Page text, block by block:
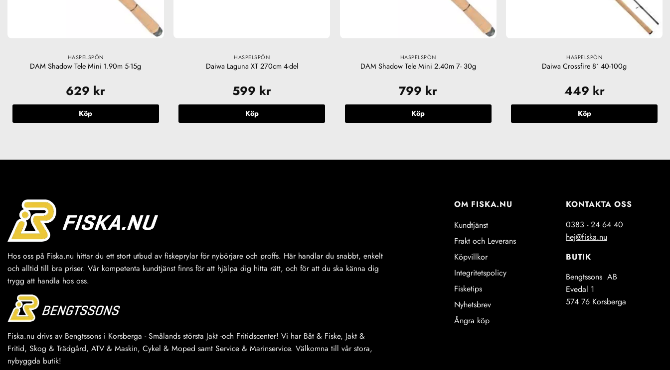
HASPELSPÖN
DAM Shadow Tele Mini 1.90m 5-15g
629 kr
Köp
HASPELSPÖN
Daiwa Laguna XT 270cm 4-del
599 kr
Köp
HASPELSPÖN
DAM Shadow Tele Mini 2.40m 7- 30g
799 kr
Köp
HASPELSPÖN
Daiwa Crossfire 8´ 40-100g
449 kr
Köp
Hos oss på Fiska.nu hittar du ett stort utbud av fiskeprylar för nybörjare och proffs. Här handlar du snabbt, enkelt
och alltid till bra priser. Vår kompetenta kundtjänst finns för att hjälpa dig hitta rätt, och för att du ska känna dig
trygg att handla hos oss.
Fiska.nu drivs av Bengtssons i Korsberga - Smålands största Jakt -och Fritidscenter! Vi har Båt & Fiske, Jakt &
Fritid, Skog & Trädgård, ATV & Maskin, Cykel & Moped samt Service & Marinservice. Välkomna till vår stora,
nybyggda butik!
OM FISKA.NU
Kundtjänst
Frakt och Leverans
Köpvillkor
Integritetspolicy
Fisketips
Nyhetsbrev
Ångra köp
KONTAKTA OSS
0383 - 24 64 40
hej@fiska.nu
BUTIK
Bengtssons AB
Evedal 1
574 76 Korsberga